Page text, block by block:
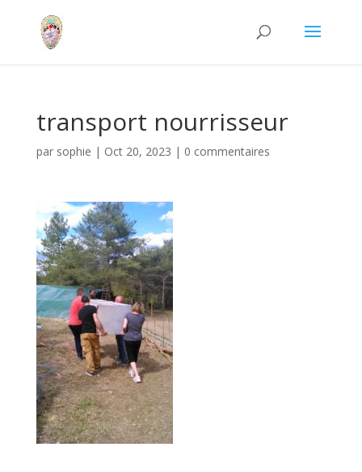
transport nourrisseur
par sophie | Oct 20, 2023 | 0 commentaires